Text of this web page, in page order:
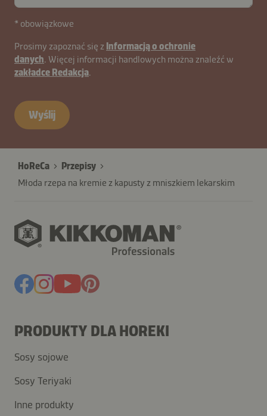
contactPL-
27970-
GQuU4
* obowiązkowe
Prosimy zapoznać się z Informacją o ochronie
danych. Więcej informacji handlowych można znaleźć w
zakładce Redakcja.
Wyślij
HoReCa
Przepisy
Młoda rzepa na kremie z kapusty z mniszkiem lekarskim
PRODUKTY DLA HOREKI
Sosy sojowe
Sosy Teriyaki
Inne produkty